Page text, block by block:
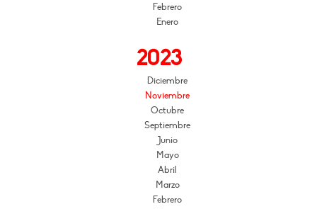
Febrero
Enero
2023
Diciembre
Noviembre
Octubre
Septiembre
Junio
Mayo
Abril
Marzo
Febrero